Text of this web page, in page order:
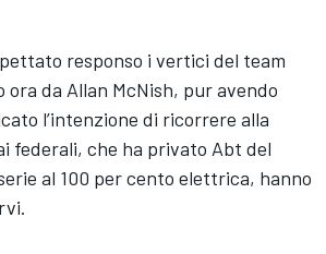
responso i vertici del team
da Allan McNish, pur avendo
l’intenzione di ricorrere alla
federali, che ha privato Abt del
al 100 per cento elettrica, hanno